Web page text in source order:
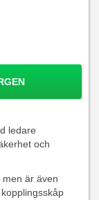
ledare
och
är även